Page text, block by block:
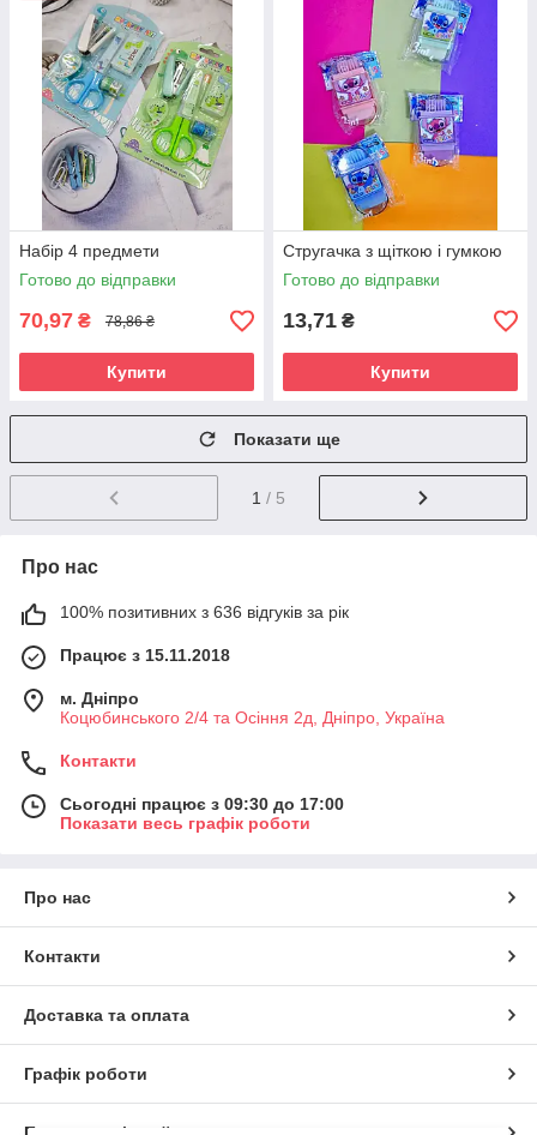
Набір 4 предмети
Готово до відправки
70,97 ₴ 78,86 ₴
Купити
Стругачка з щіткою і гумкою
Готово до відправки
13,71 ₴
Купити
Показати ще
1 / 5
Про нас
100% позитивних з 636 відгуків за рік
Працює з 15.11.2018
м. Дніпро
Коцюбинського 2/4 та Осіння 2д, Дніпро, Україна
Контакти
Сьогодні працює з 09:30 до 17:00
Показати весь графік роботи
Про нас
Контакти
Доставка та оплата
Графік роботи